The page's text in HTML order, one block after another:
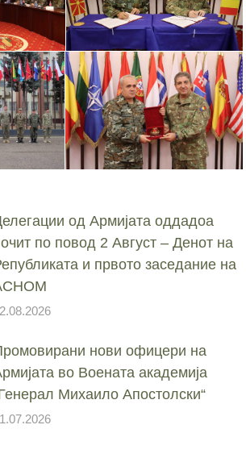
од Армијата оддадоа
по повод 2 Август – Денот на
и првото заседание на
нови офицери на
во Воената академија
Михаило Апостолски“